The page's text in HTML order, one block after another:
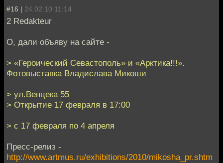
#16 | 24.02.10 11:14
2 Redakteur
О, дали объяву на сайте -
> «Героический Севастополь» и «Арктика!!!».
Фотовыставка Владислава Микоши
> ул.Венцека 55
> Открытие 17 февраля в 17:00
> с 17 февраля по 4 апреля
Пресс-релиз -
http://www.artmus.ru/exhibitions/2010/mikosha_pr.shtm